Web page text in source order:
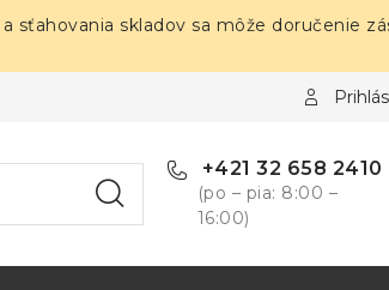
sťahovania skladov sa môže doručenie
+421 32 658 2410
(po – pia: 8:00 –
16:00)